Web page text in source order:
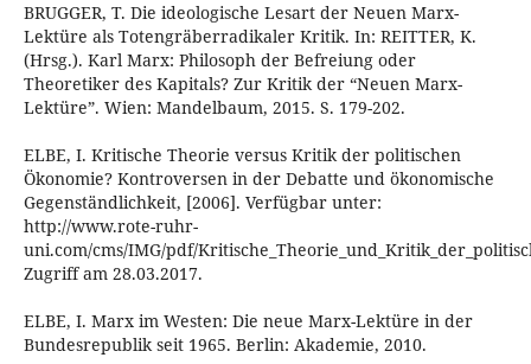
BRUGGER, T. Die ideologische Lesart der Neuen Marx-
Lektüre als Totengräberradikaler Kritik. In: REITTER, K.
(Hrsg.). Karl Marx: Philosoph der Befreiung oder
Theoretiker des Kapitals? Zur Kritik der “Neuen Marx-
Lektüre”. Wien: Mandelbaum, 2015. S. 179-202.
ELBE, I. Kritische Theorie versus Kritik der politischen
Ökonomie? Kontroversen in der Debatte und ökonomische
Gegenständlichkeit, [2006]. Verfügbar unter:
http://www.rote-ruhr-
uni.com/cms/IMG/pdf/
Zugriff am 28.03.2017.
ELBE, I. Marx im Westen: Die neue Marx-Lektüre in der
Bundesrepublik seit 1965. Berlin: Akademie, 2010.